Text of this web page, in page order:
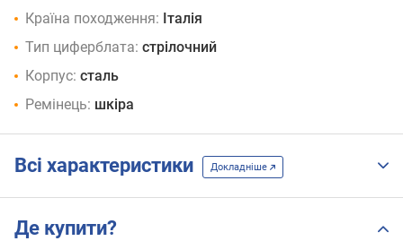
Країна походження: Італія
Тип циферблата: стрілочний
Корпус: сталь
Ремінець: шкіра
Всі характеристики Докладніше
Де купити?